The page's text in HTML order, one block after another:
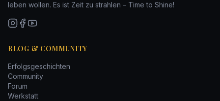
leben wollen. Es ist Zeit zu strahlen – Time to Shine!
BLOG & COMMUNITY
Erfolgsgeschichten
Community
Forum
Werkstatt